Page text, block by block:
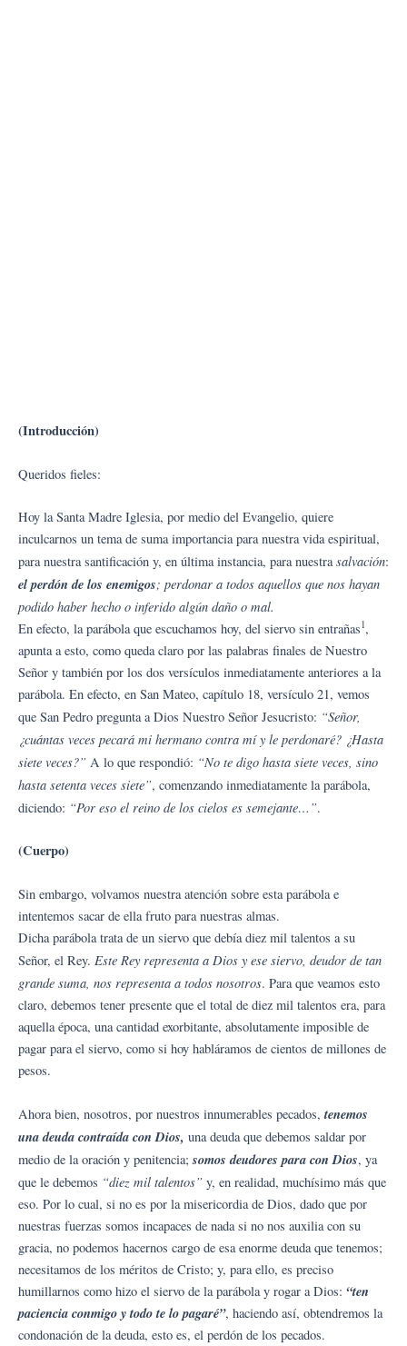
(Introducción)
Queridos fieles:
Hoy la Santa Madre Iglesia, por medio del Evangelio, quiere
inculcarnos un tema de suma importancia para nuestra vida espiritual,
para nuestra santificación y, en última instancia, para nuestra salvación:
el perdón de los enemigos; perdonar a todos aquellos que nos hayan
podido haber hecho o inferido algún daño o mal.
En efecto, la parábola que escuchamos hoy, del siervo sin entrañas1,
apunta a esto, como queda claro por las palabras finales de Nuestro
Señor y también por los dos versículos inmediatamente anteriores a la
parábola. En efecto, en San Mateo, capítulo 18, versículo 21, vemos
que San Pedro pregunta a Dios Nuestro Señor Jesucristo: “Señor,
¿cuántas veces pecará mi hermano contra mí y le perdonaré? ¿Hasta
siete veces?” A lo que respondió: “No te digo hasta siete veces, sino
hasta setenta veces siete”, comenzando inmediatamente la parábola,
diciendo: “Por eso el reino de los cielos es semejante…”.
(Cuerpo)
Sin embargo, volvamos nuestra atención sobre esta parábola e
intentemos sacar de ella fruto para nuestras almas.
Dicha parábola trata de un siervo que debía diez mil talentos a su
Señor, el Rey. Este Rey representa a Dios y ese siervo, deudor de tan
grande suma, nos representa a todos nosotros. Para que veamos esto
claro, debemos tener presente que el total de diez mil talentos era, para
aquella época, una cantidad exorbitante, absolutamente imposible de
pagar para el siervo, como si hoy habláramos de cientos de millones de
pesos.
Ahora bien, nosotros, por nuestros innumerables pecados, tenemos
una deuda contraída con Dios, una deuda que debemos saldar por
medio de la oración y penitencia;somos deudores para con Dios, ya
que le debemos “diez mil talentos” y, en realidad, muchísimo más que
eso. Por lo cual, si no es por la misericordia de Dios, dado que por
nuestras fuerzas somos incapaces de nada si no nos auxilia con su
gracia, no podemos hacernos cargo de esa enorme deuda que tenemos;
necesitamos de los méritos de Cristo; y, para ello, es preciso
humillarnos como hizo el siervo de la parábola y rogar a Dios: “ten
paciencia conmigo y todo te lo pagaré”, haciendo así, obtendremos la
condonación de la deuda, esto es, el perdón de los pecados.